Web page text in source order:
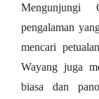
Mengunjungi
pengalaman
mencari
Wayang juga
biasa dan